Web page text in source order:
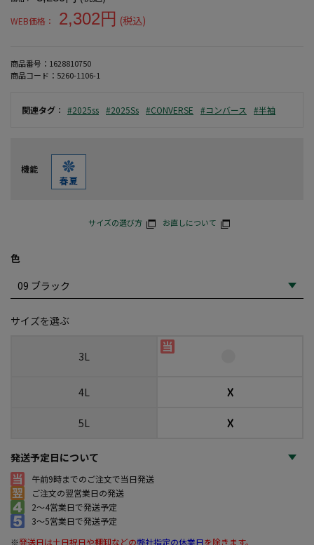
WEB価格： 2,302円 (税込)
商品番号： 1628810750
商品コード： 5260-1106-1
関連タグ ： #2025ss #2025Ss #CONVERSE #コンバース #半袖
機能
サイズの選び方 お直しについて
色
サイズを選ぶ
3L
4L ☓
5L ☓
発送予定日について
午前9時までのご注文で当日発送
ご注文の翌営業日の発送
2～4営業日で発送予定
3～5営業日で発送予定
※発送日は土日祝日や棚卸などの弊社指定の休業日を除きます。